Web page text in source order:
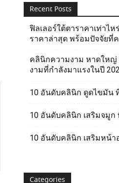
Recent Posts
ฟิลเลอร์ใต้ตาราคาเท่าไห
ราคาล่าสุด พร้อมปัจจัยที่
คลินิกความงาม หาดใหญ่
งามที่กำลังมาแรงในปี
10 อันดับคลินิก ดูดไขมัน
10 อันดับคลินิก เสริมจมูก
10 อันดับคลินิก เสริมหน้า
Categories